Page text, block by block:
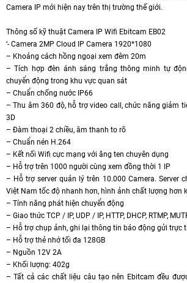
Camera IP mới hiện nay trên thị trường thế giới.
Thông số kỹ thuật Camera IP Wifi Ebitcam EB02
‘- Camera 2MP Cloud IP Camera 1920*1080
– Khoảng cách hồng ngoại xem đêm 20m
– Tích hợp đèn ánh sáng trắng thông minh tự
chuyển động trong khu vực quan sát
– Chuẩn chống nước IP66
– Thu âm 360 độ, hỗ trợ video call, chức năng giảm
3D
– Đàm thoại 2 chiều, âm thanh to rõ
– Chuẩn nén H.264
– Kết nối Wifi cực mạng với ăng ten chuyên dụng
– Hỗ trợ trên 1000 người cùng xem đồng thời 1 IP
– Hỗ trợ server quản lý trên 10.000 Camera. Server
Việt Nam tốc độ nhanh hơn, hình ảnh chất lượng hơn
– Tính năng phát hiện chuyển động
– Giao thức TCP / IP, UDP / IP, HTTP, DHCP, RTMP,
– Hỗ trợ chụp ảnh, ghi lại thông tin báo động gửi trực
– Hỗ trợ thẻ nhớ tối đa 128GB
– Nguồn 12V 2A
– Khối lượng: 402g
– Tất cả các chất liệu câu tạo nên Ebitcam đều